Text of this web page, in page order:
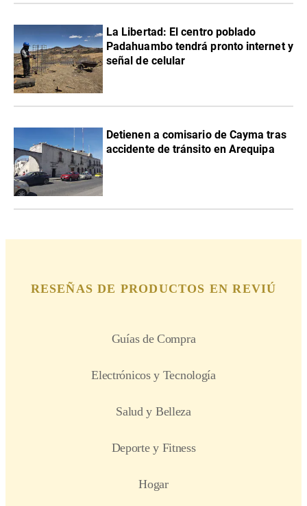
La Libertad: El centro poblado
Padahuambo tendrá pronto internet y
señal de celular
Detienen a comisario de Cayma tras
accidente de tránsito en Arequipa